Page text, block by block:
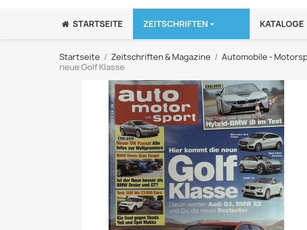
STARTSEITE ZEITSCHRIFTEN
JUGEND / KIND
BRAVO HipHop Special
BRAVO Zeitschrift
hey!
Mädchen
Yam!
KATALOGE
Startseite Zeitschriften & Magazine Automobile -
neue Golf Klasse